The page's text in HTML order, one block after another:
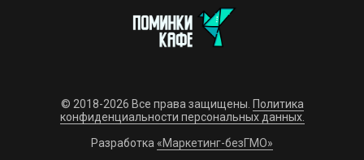
© 2018-2026 Все права защищены. Политика
конфиденциальности персональных данных.
Разработка «Маркетинг-безГМО»